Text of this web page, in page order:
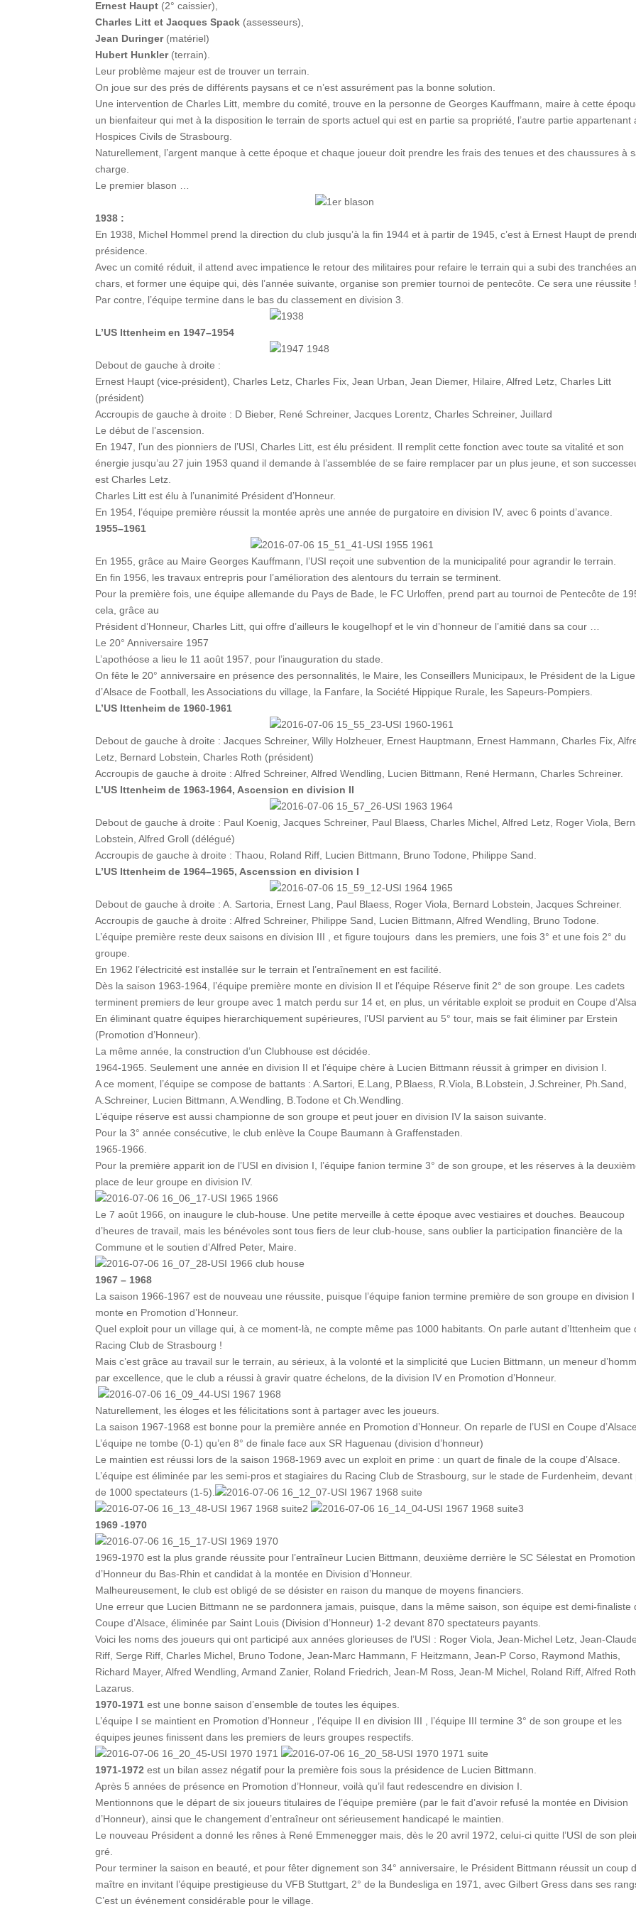
Ernest Haupt (2° caissier),
Charles Litt et Jacques Spack (assesseurs),
Jean Duringer(matériel)
Hubert Hunkler(terrain).
Leur problème majeur est de trouver un terrain.
On joue sur des prés de différents paysans et ce n’est assurément pas la bonne solution.
Une intervention de Charles Litt, membre du comité, trouve en la personne de Georges Kauffmann, maire à cette
un bienfaiteur qui met à la disposition le terrain de sports actuel qui est en partie sa propriété, l’autre partie appartenant
Hospices Civils de Strasbourg.
Naturellement, l’argent manque à cette époque et chaque joueur doit prendre les frais des tenues et des chaussures à
charge.
Le premier blason …
1938 :
En 1938, Michel Hommel prend la direction du club jusqu’à la fin 1944 et à partir de 1945, c’est à Ernest Haupt de
présidence.
Avec un comité réduit, il attend avec impatience le retour des militaires pour refaire le terrain qui a subi des tranchées
chars, et former une équipe qui, dès l’année suivante, organise son premier tournoi de pentecôte. Ce sera une réussite !
Par contre, l’équipe termine dans le bas du classement en division 3.
L’US Ittenheim en 1947–1954
Debout de gauche à droite :
Ernest Haupt (vice-président), Charles Letz, Charles Fix, Jean Urban, Jean Diemer, Hilaire, Alfred Letz, Charles Litt
(président)
Accroupis de gauche à droite : D Bieber, René Schreiner, Jacques Lorentz, Charles Schreiner, Juillard
Le début de l’ascension.
En 1947, l’un des pionniers de l’USI, Charles Litt, est élu président. Il remplit cette fonction avec toute sa vitalité et son
énergie jusqu’au 27 juin 1953 quand il demande à l’assemblée de se faire remplacer par un plus jeune, et son
est Charles Letz.
Charles Litt est élu à l’unanimité Président d’Honneur.
En 1954, l’équipe première réussit la montée après une année de purgatoire en division IV, avec 6 points d’avance.
1955–1961
En 1955, grâce au Maire Georges Kauffmann, l’USI reçoit une subvention de la municipalité pour agrandir le terrain.
En fin 1956, les travaux entrepris pour l’amélioration des alentours du terrain se terminent.
Pour la première fois, une équipe allemande du Pays de Bade, le FC Urloffen, prend part au tournoi de Pentecôte de
cela, grâce au
Président d’Honneur, Charles Litt, qui offre d’ailleurs le kougelhopf et le vin d’honneur de l’amitié dans sa cour …
Le 20° Anniversaire 1957
L’apothéose a lieu le 11 août 1957, pour l’inauguration du stade.
On fête le 20° anniversaire en présence des personnalités, le Maire, les Conseillers Municipaux, le Président de la Ligue
d’Alsace de Football, les Associations du village, la Fanfare, la Société Hippique Rurale, les Sapeurs-Pompiers.
L’US Ittenheim de 1960-1961
Debout de gauche à droite : Jacques Schreiner, Willy Holzheuer, Ernest Hauptmann, Ernest Hammann, Charles Fix,
Letz, Bernard Lobstein, Charles Roth (président)
Accroupis de gauche à droite : Alfred Schreiner, Alfred Wendling, Lucien Bittmann, René Hermann, Charles Schreiner.
L’US Ittenheim de 1963-1964, Ascension en division II
Debout de gauche à droite : Paul Koenig, Jacques Schreiner, Paul Blaess, Charles Michel, Alfred Letz, Roger Viola,
Lobstein, Alfred Groll (délégué)
Accroupis de gauche à droite : Thaou, Roland Riff, Lucien Bittmann, Bruno Todone, Philippe Sand.
L’US Ittenheim de 1964–1965, Ascenssion en division I
Debout de gauche à droite : A. Sartoria, Ernest Lang, Paul Blaess, Roger Viola, Bernard Lobstein, Jacques Schreiner.
Accroupis de gauche à droite : Alfred Schreiner, Philippe Sand, Lucien Bittmann, Alfred Wendling, Bruno Todone.
L’équipe première reste deux saisons en division III , et figure toujours dans les premiers, une fois 3° et une fois 2° du
groupe.
En 1962 l’électricité est installée sur le terrain et l’entraînement en est facilité.
Dès la saison 1963-1964, l’équipe première monte en division II et l’équipe Réserve finit 2° de son groupe. Les cadets
terminent premiers de leur groupe avec 1 match perdu sur 14 et, en plus, un véritable exploit se produit en Coupe
En éliminant quatre équipes hierarchiquement supérieures, l’USI parvient au 5° tour, mais se fait éliminer par Erstein
(Promotion d’Honneur).
La même année, la construction d’un Clubhouse est décidée.
1964-1965. Seulement une année en division II et l’équipe chère à Lucien Bittmann réussit à grimper en division I.
A ce moment, l’équipe se compose de battants : A.Sartori, E.Lang, P.Blaess, R.Viola, B.Lobstein, J.Schreiner, Ph.Sand,
A.Schreiner, Lucien Bittmann, A.Wendling, B.Todone et Ch.Wendling.
L’équipe réserve est aussi championne de son groupe et peut jouer en division IV la saison suivante.
Pour la 3° année consécutive, le club enlève la Coupe Baumann à Graffenstaden.
1965-1966.
Pour la première apparit ion de l’USI en division I, l’équipe fanion termine 3° de son groupe, et les réserves à la
place de leur groupe en division IV.
Le 7 août 1966, on inaugure le club-house. Une petite merveille à cette époque avec vestiaires et douches. Beaucoup
d’heures de travail, mais les bénévoles sont tous fiers de leur club-house, sans oublier la participation financière de la
Commune et le soutien d’Alfred Peter, Maire.
1967 – 1968
La saison 1966-1967 est de nouveau une réussite, puisque l’équipe fanion termine première de son groupe en division
monte en Promotion d’Honneur.
Quel exploit pour un village qui, à ce moment-là, ne compte même pas 1000 habitants. On parle autant d’Ittenheim que
Racing Club de Strasbourg !
Mais c’est grâce au travail sur le terrain, au sérieux, à la volonté et la simplicité que Lucien Bittmann, un meneur
par excellence, que le club a réussi à gravir quatre échelons, de la division IV en Promotion d’Honneur.
Naturellement, les éloges et les félicitations sont à partager avec les joueurs.
La saison 1967-1968 est bonne pour la première année en Promotion d’Honneur. On reparle de l’USI en Coupe d’Alsace.
L’équipe ne tombe (0-1) qu’en 8° de finale face aux SR Haguenau (division d’honneur)
Le maintien est réussi lors de la saison 1968-1969 avec un exploit en prime : un quart de finale de la coupe d’Alsace.
L’équipe est éliminée par les semi-pros et stagiaires du Racing Club de Strasbourg, sur le stade de Furdenheim, devant
de 1000 spectateurs (1-5).
1969 -1970
1969-1970 est la plus grande réussite pour l’entraîneur Lucien Bittmann, deuxième derrière le SC Sélestat en Promotion
d’Honneur du Bas-Rhin et candidat à la montée en Division d’Honneur.
Malheureusement, le club est obligé de se désister en raison du manque de moyens financiers.
Une erreur que Lucien Bittmann ne se pardonnera jamais, puisque, dans la même saison, son équipe est demi-finaliste
Coupe d’Alsace, éliminée par Saint Louis (Division d’Honneur) 1-2 devant 870 spectateurs payants.
Voici les noms des joueurs qui ont participé aux années glorieuses de l’USI : Roger Viola, Jean-Michel Letz, Jean-Claude
Riff, Serge Riff, Charles Michel, Bruno Todone, Jean-Marc Hammann, F Heitzmann, Jean-P Corso, Raymond Mathis,
Richard Mayer, Alfred Wendling, Armand Zanier, Roland Friedrich, Jean-M Ross, Jean-M Michel, Roland Riff, Alfred
Lazarus.
1970-1971 est une bonne saison d’ensemble de toutes les équipes.
L’équipe I se maintient en Promotion d’Honneur , l’équipe II en division III , l’équipe III termine 3° de son groupe et les
équipes jeunes finissent dans les premiers de leurs groupes respectifs.
1971-1972 est un bilan assez négatif pour la première fois sous la présidence de Lucien Bittmann.
Après 5 années de présence en Promotion d’Honneur, voilà qu’il faut redescendre en division I.
Mentionnons que le départ de six joueurs titulaires de l’équipe première (par le fait d’avoir refusé la montée en Division
d’Honneur), ainsi que le changement d’entraîneur ont sérieusement handicapé le maintien.
Le nouveau Président a donné les rênes à René Emmenegger mais, dès le 20 avril 1972, celui-ci quitte l’USI de son
gré.
Pour terminer la saison en beauté, et pour fêter dignement son 34° anniversaire, le Président Bittmann réussit un coup
maître en invitant l’équipe prestigieuse du VFB Stuttgart, 2° de la Bundesliga en 1971, avec Gilbert Gress dans ses
C’est un événement considérable pour le village.